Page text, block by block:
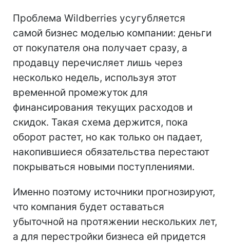
Проблема Wildberries усугубляется
самой бизнес моделью компании: деньги
от покупателя она получает сразу, а
продавцу перечисляет лишь через
несколько недель, используя этот
временной промежуток для
финансирования текущих расходов и
скидок. Такая схема держится, пока
оборот растет, но как только он падает,
накопившиеся обязательства перестают
покрываться новыми поступлениями.
Именно поэтому источники прогнозируют,
что компания будет оставаться
убыточной на протяжении нескольких лет,
а для перестройки бизнеса ей придется